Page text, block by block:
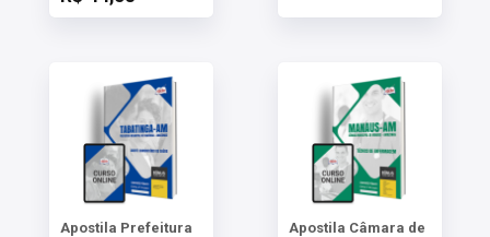
Apostila Prefeitura
Apostila Câmara de